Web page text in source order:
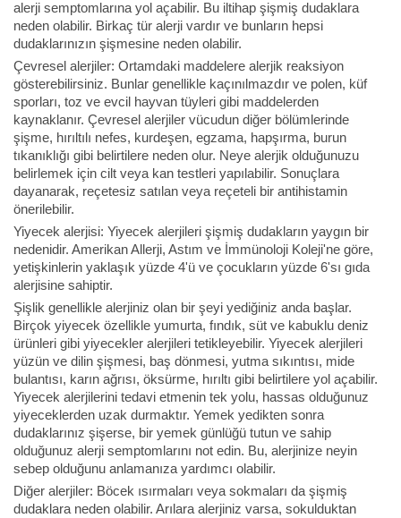
alerji semptomlarına yol açabilir. Bu iltihap şişmiş dudaklara
neden olabilir. Birkaç tür alerji vardır ve bunların hepsi
dudaklarınızın şişmesine neden olabilir.
Çevresel alerjiler: Ortamdaki maddelere alerjik reaksiyon
gösterebilirsiniz. Bunlar genellikle kaçınılmazdır ve polen, küf
sporları, toz ve evcil hayvan tüyleri gibi maddelerden
kaynaklanır. Çevresel alerjiler vücudun diğer bölümlerinde
şişme, hırıltılı nefes, kurdeşen, egzama, hapşırma, burun
tıkanıklığı gibi belirtilere neden olur. Neye alerjik olduğunuzu
belirlemek için cilt veya kan testleri yapılabilir. Sonuçlara
dayanarak, reçetesiz satılan veya reçeteli bir antihistamin
önerilebilir.
Yiyecek alerjisi: Yiyecek alerjileri şişmiş dudakların yaygın bir
nedenidir. Amerikan Allerji, Astım ve İmmünoloji Koleji'ne göre,
yetişkinlerin yaklaşık yüzde 4'ü ve çocukların yüzde 6'sı gıda
alerjisine sahiptir.
Şişlik genellikle alerjiniz olan bir şeyi yediğiniz anda başlar.
Birçok yiyecek özellikle yumurta, fındık, süt ve kabuklu deniz
ürünleri gibi yiyecekler alerjileri tetikleyebilir. Yiyecek alerjileri
yüzün ve dilin şişmesi, baş dönmesi, yutma sıkıntısı, mide
bulantısı, karın ağrısı, öksürme, hırıltı gibi belirtilere yol açabilir.
Yiyecek alerjilerini tedavi etmenin tek yolu, hassas olduğunuz
yiyeceklerden uzak durmaktır. Yemek yedikten sonra
dudaklarınız şişerse, bir yemek günlüğü tutun ve sahip
olduğunuz alerji semptomlarını not edin. Bu, alerjinize neyin
sebep olduğunu anlamanıza yardımcı olabilir.
Diğer alerjiler: Böcek ısırmaları veya sokmaları da şişmiş
dudaklara neden olabilir. Arılara alerjiniz varsa, sokulduktan